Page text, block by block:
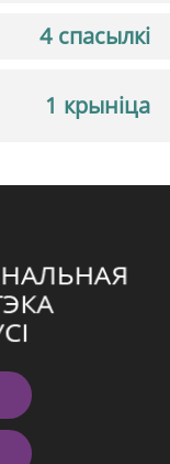
4 спасылкі
1 крыніца